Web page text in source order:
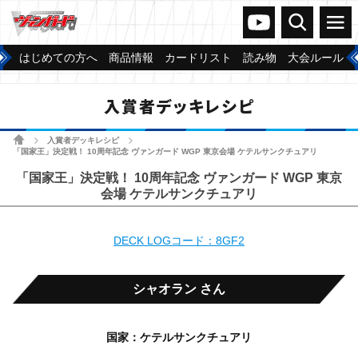
ヴァンガードch
検索 メニュー
はじめての方へ 商品情報 カードリスト 読み物 大会ルール
入賞者デッキレシピ
ホーム 入賞者デッキレシピ
「国家王」決定戦！ 10周年記念 ヴァンガード WGP 東京会場 ケテルサンクチュアリ
「国家王」決定戦！ 10周年記念 ヴァンガード WGP 東京
会場 ケテルサンクチュアリ
DECK LOGコード：8GF2
シャオラン さん
国家：ケテルサンクチュアリ